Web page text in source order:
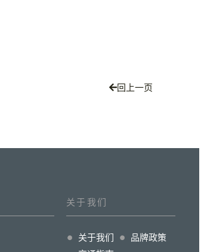
回上一页
关于我们
关于我们
品牌政策